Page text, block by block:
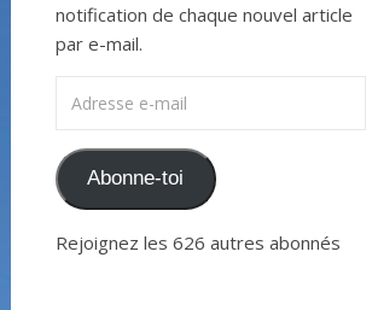
notification de chaque nouvel article
par e-mail.
Abonne-toi
Rejoignez les 626 autres abonnés